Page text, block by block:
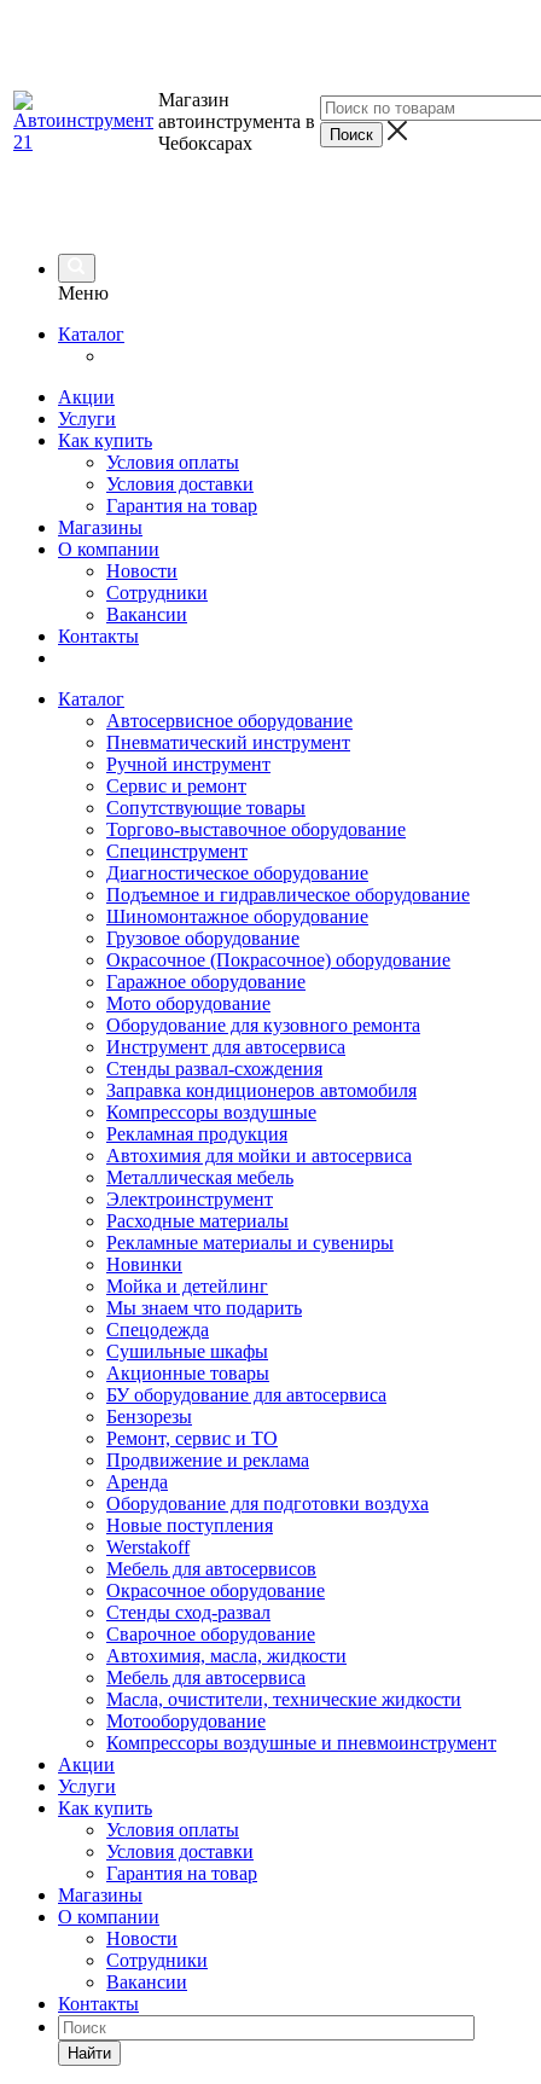
Магазин
автоинструмента в
Чебоксарах
Меню
Каталог
Акции
Услуги
Как купить
Условия оплаты
Условия доставки
Гарантия на товар
Магазины
О компании
Новости
Сотрудники
Вакансии
Контакты
Каталог
Автосервисное оборудование
Пневматический инструмент
Ручной инструмент
Сервис и ремонт
Сопутствующие товары
Торгово-выставочное оборудование
Специнструмент
Диагностическое оборудование
Подъемное и гидравлическое оборудование
Шиномонтажное оборудование
Грузовое оборудование
Окрасочное (Покрасочное) оборудование
Гаражное оборудование
Мото оборудование
Оборудование для кузовного ремонта
Инструмент для автосервиса
Стенды развал-схождения
Заправка кондиционеров автомобиля
Компрессоры воздушные
Рекламная продукция
Автохимия для мойки и автосервиса
Металлическая мебель
Электроинструмент
Расходные материалы
Рекламные материалы и сувениры
Новинки
Мойка и детейлинг
Мы знаем что подарить
Спецодежда
Сушильные шкафы
Акционные товары
БУ оборудование для автосервиса
Бензорезы
Ремонт, сервис и ТО
Продвижение и реклама
Аренда
Оборудование для подготовки воздуха
Новые поступления
Werstakoff
Мебель для автосервисов
Окрасочное оборудование
Стенды сход-развал
Сварочное оборудование
Автохимия, масла, жидкости
Мебель для автосервиса
Масла, очистители, технические жидкости
Мотооборудование
Компрессоры воздушные и пневмоинструмент
Акции
Услуги
Как купить
Условия оплаты
Условия доставки
Гарантия на товар
Магазины
О компании
Новости
Сотрудники
Вакансии
Контакты
Найти